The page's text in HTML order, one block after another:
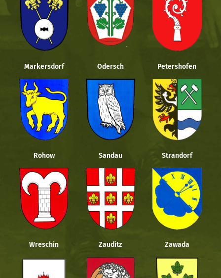
Markersdorf Odersch Petershofen
Rohow Sandau Strandorf
Wreschin Zauditz Zawada